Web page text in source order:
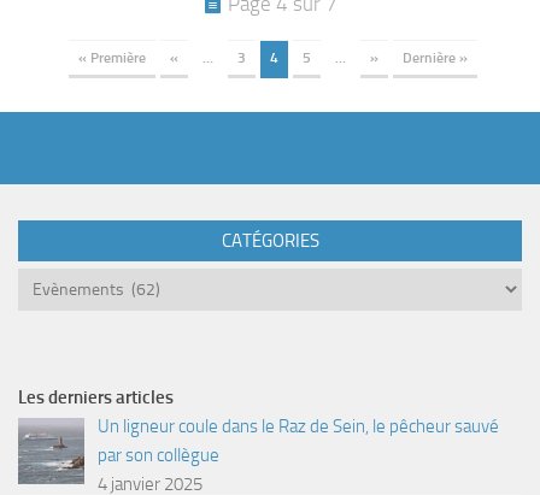
« Première « … 3 4 5 … » Dernière »
CATÉGORIES
Catégories
Les derniers articles
Un ligneur coule dans le Raz de Sein, le pêcheur sauvé
par son collègue
4 janvier 2025